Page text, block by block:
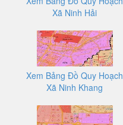
Xã Ninh Hải
Xem Bảng Đồ Quy Hoạch
Xã Ninh Khang